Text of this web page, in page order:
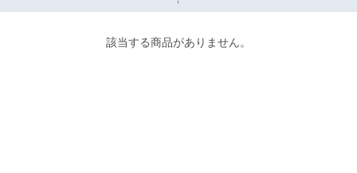
該当する商品がありません。